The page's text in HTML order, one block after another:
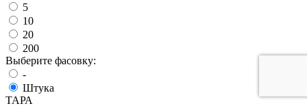
5
10
20
200
Выберите фасовку:
-
Штука
ТАРА